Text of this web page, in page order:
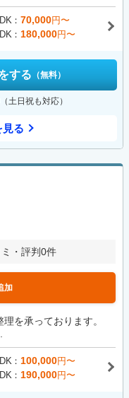
70,000円〜
180,000円〜
する （無料）
土日祝も対応）
見る
・評判0件
加
を承っております。
100,000円〜
190,000円〜